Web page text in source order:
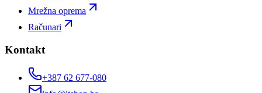
Mrežna oprema
Računari
Kontakt
+387 62 677-080